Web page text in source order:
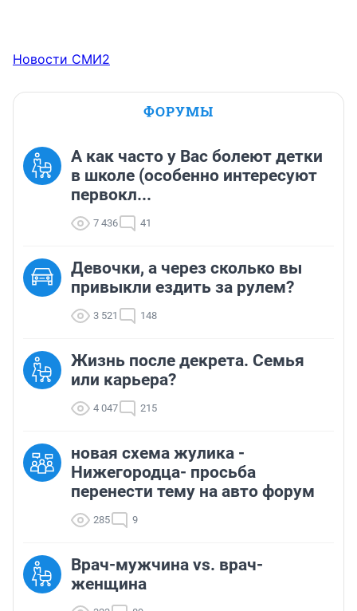
Новости СМИ2
ФОРУМЫ
А как часто у Вас болеют детки
в школе (особенно интересуют
первокл...
7 436 41
Девочки, а через сколько вы
привыкли ездить за рулем?
3 521 148
Жизнь после декрета. Семья
или карьера?
4 047 215
новая схема жулика -
Нижегородца- просьба
перенести тему на авто форум
285 9
Врач-мужчина vs. врач-
женщина